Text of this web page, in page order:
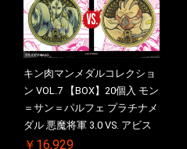
キン肉マンメダルコレクショ
ン VOL.7 【BOX】20個入 モン
＝サン＝パルフェ プラチナメ
ダル 悪魔将軍 3.0 VS. アビス
マン 初回シリアルNO.入 ケー
￥16,929